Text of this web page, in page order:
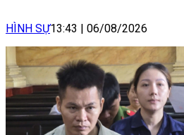
HÌNH SỰ13:43 06/08/2026